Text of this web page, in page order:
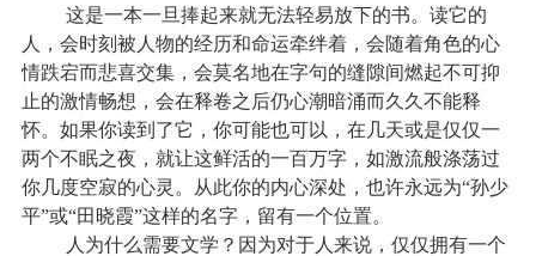
这是一本一旦捧起来就无法轻易放下的书。读它的
人，会时刻被人物的经历和命运牵绊着，会随着角色的心
情跌宕而悲喜交集，会莫名地在字句的缝隙间燃起不可抑
止的激情畅想，会在释卷之后仍心潮暗涌而久久不能释
怀。如果你读到了它，你可能也可以，在几天或是仅仅一
两个不眠之夜，就让这鲜活的一百万字，如激流般涤荡过
你几度空寂的心灵。从此你的内心深处，也许永远为“孙少
平”或“田晓霞”这样的名字，留有一个位置。
人为什么需要文学？因为对于人来说，仅仅拥有一个